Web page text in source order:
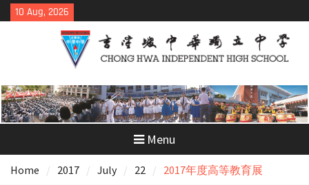
Skip
to
10 Aug, 2026
Menu
Home 2017 July 22 2017年度高等教育展